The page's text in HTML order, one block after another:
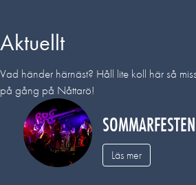
Aktuellt
Vad händer härnäst? Håll lite koll här så
på gång på Nåttarö!
Läs mer